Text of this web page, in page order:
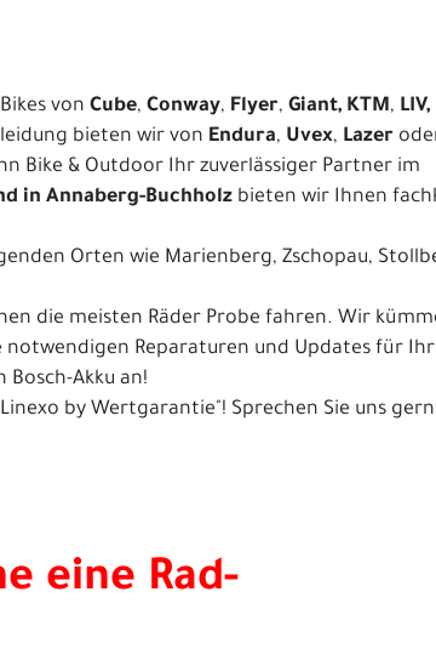
von Cube, Conway, Flyer, Giant, KTM, LIV,
bieten wir von Endura, Uvex, Lazer
Bike & Outdoor Ihr zuverlässiger Partner im
in Annaberg-Buchholz bieten wir Ihnen
Orten wie Marienberg, Zschopau,
die meisten Räder Probe fahren. Wir
Reparaturen und Updates für Ihr
Akku an!
by Wertgarantie"! Sprechen Sie uns
eine Rad-